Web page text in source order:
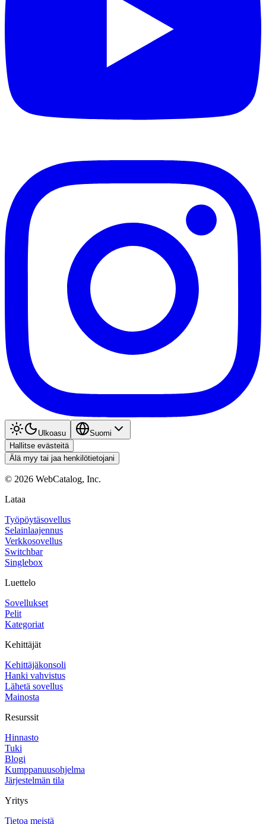
Ulkoasu
Suomi
Hallitse evästeitä
Älä myy tai jaa henkilötietojani
© 2026 WebCatalog, Inc.
Lataa
Työpöytäsovellus
Selainlaajennus
Verkkosovellus
Switchbar
Singlebox
Luettelo
Sovellukset
Pelit
Kategoriat
Kehittäjät
Kehittäjäkonsoli
Hanki vahvistus
Lähetä sovellus
Mainosta
Resurssit
Hinnasto
Tuki
Blogi
Kumppanuusohjelma
Järjestelmän tila
Yritys
Tietoa meistä